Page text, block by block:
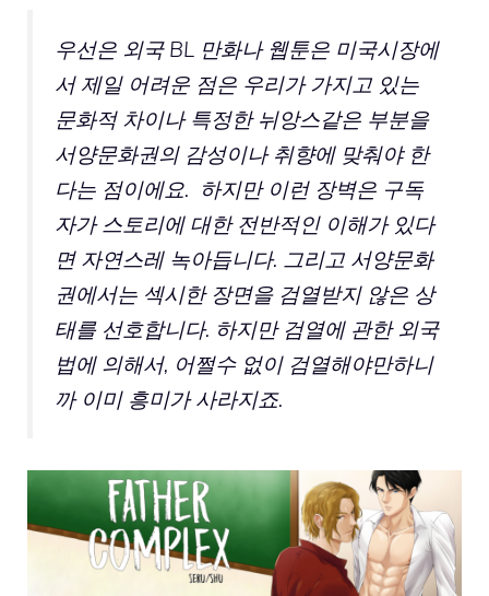
우선은 외국 BL 만화나 웹툰은 미국시장에
서 제일 어려운 점은 우리가 가지고 있는
문화적 차이나 특정한 뉘앙스같은 부분을
서양문화권의 감성이나 취향에 맞춰야 한
다는 점이에요. 하지만 이런 장벽은 구독
자가 스토리에 대한 전반적인 이해가 있다
면 자연스레 녹아듭니다. 그리고 서양문화
권에서는 섹시한 장면을 검열받지 않은 상
태를 선호합니다. 하지만 검열에 관한 외국
법에 의해서, 어쩔수 없이 검열해야만하니
까 이미 흥미가 사라지죠.